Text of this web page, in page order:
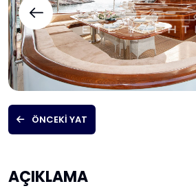
ÖNCEKI YAT
AÇIKLAMA